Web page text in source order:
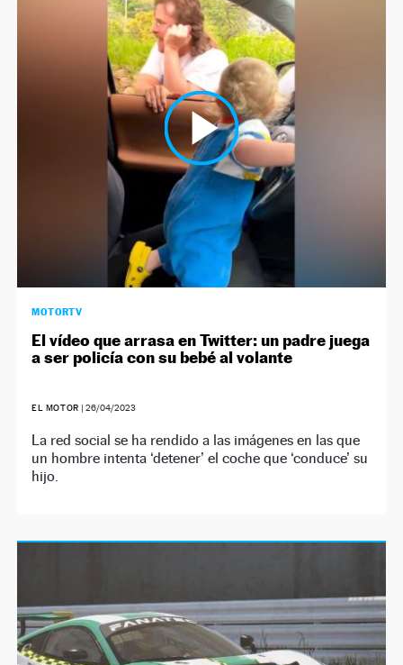
MOTORTV
El vídeo que arrasa en Twitter: un padre juega
a ser policía con su bebé al volante
EL MOTOR | 26/04/2023
La red social se ha rendido a las imágenes en las que
un hombre intenta ‘detener’ el coche que ‘conduce’ su
hijo.